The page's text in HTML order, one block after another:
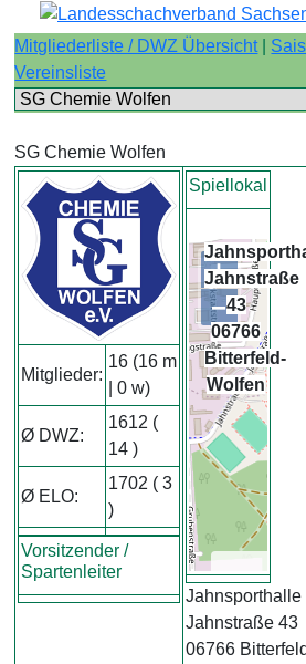
Mitgliederliste / DWZ Übersicht|
Vereinsliste
SG Chemie Wolfen
Mitglieder:
16 (16 m
| 0 w)
Ø DWZ:
1612 (
14 )
Ø ELO:
1702 ( 3
)
Vorsitzender /
Spartenleiter
Spiellokal
+
−
OpenStreetMap
contributors.
Jahnstraße
43
06766
Bitterfeld-
Wolfen
Jahnsporthalle
Jahnstraße 43
06766